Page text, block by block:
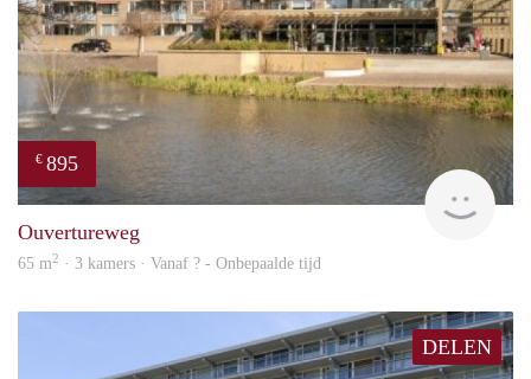
€ 895
Ouvertureweg
65 m2 · 3 kamers · Vanaf ? - Onbepaalde tijd
DELEN